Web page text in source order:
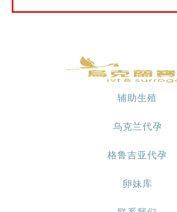
辅助生殖
乌克兰代孕
格鲁吉亚代孕
卵妹库